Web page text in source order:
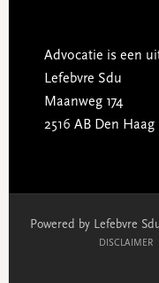
Advocatie is een
Lefebvre Sdu
Maanweg 174
2516 AB Den Haag
Powered by Lefebvre
DISCLAIMER